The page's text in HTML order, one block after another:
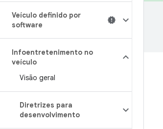
Veículo definido por
software
Infoentretenimento no
veículo
Visão geral
Diretrizes para
desenvolvimento